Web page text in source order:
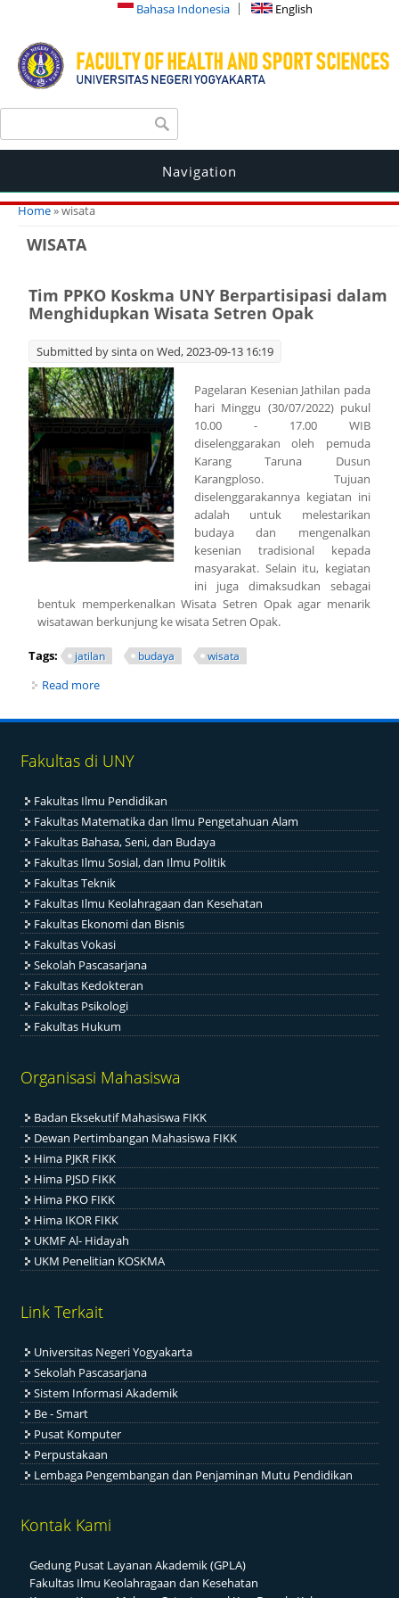
Bahasa Indonesia English
Search form
Navigation
You are here
Home» wisata
WISATA
Tim PPKO Koskma UNY Berpartisipasi dalam
Menghidupkan Wisata Setren Opak
Submitted bysintaon Wed, 2023-09-13 16:19
Pagelaran Kesenian Jathilan pada
hari Minggu (30/07/2022) pukul
10.00 - 17.00 WIB
diselenggarakan oleh pemuda
Karang Taruna Dusun
Karangploso. Tujuan
diselenggarakannya kegiatan ini
adalah untuk melestarikan
budaya dan mengenalkan
kesenian tradisional kepada
masyarakat. Selain itu, kegiatan
ini juga dimaksudkan sebagai
bentuk memperkenalkan Wisata Setren Opak agar menarik
wisatawan berkunjung ke wisata Setren Opak.
Tags: jatilan budaya wisata
Read more
Fakultas di UNY
Fakultas Ilmu Pendidikan
Fakultas Matematika dan Ilmu Pengetahuan Alam
Fakultas Bahasa, Seni, dan Budaya
Fakultas Ilmu Sosial, dan Ilmu Politik
Fakultas Teknik
Fakultas Ilmu Keolahragaan dan Kesehatan
Fakultas Ekonomi dan Bisnis
Fakultas Vokasi
Sekolah Pascasarjana
Fakultas Kedokteran
Fakultas Psikologi
Fakultas Hukum
Organisasi Mahasiswa
Badan Eksekutif Mahasiswa FIKK
Dewan Pertimbangan Mahasiswa FIKK
Hima PJKR FIKK
Hima PJSD FIKK
Hima PKO FIKK
Hima IKOR FIKK
UKMF Al- Hidayah
UKM Penelitian KOSKMA
Link Terkait
Universitas Negeri Yogyakarta
Sekolah Pascasarjana
Sistem Informasi Akademik
Be - Smart
Pusat Komputer
Perpustakaan
Lembaga Pengembangan dan Penjaminan Mutu Pendidikan
Kontak Kami
Gedung Pusat Layanan Akademik (GPLA)
Fakultas Ilmu Keolahragaan dan Kesehatan